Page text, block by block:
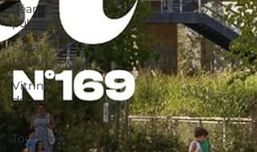
Séance
publique
Sénat,
Parlement
Vitrine
de
France
Tourisme